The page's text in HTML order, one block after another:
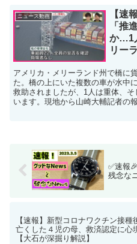
ニュース動画
【速
「推
か…1
リー
アメリカ・メリーランド州で橋に
た。橋の上にいた複数の車が水中
救助されましたが、1人は重体、
います。現地から山崎大輔記者の
✅速報
残念な
【速報】新型コロナワクチン接種
亡くした４児の母、救済認定に心
【大石が深掘り解説】